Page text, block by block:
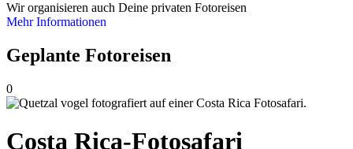
Wir organisieren auch Deine privaten Fotoreisen
Mehr Informationen
Geplante Fotoreisen
0
Costa Rica-Fotosafari